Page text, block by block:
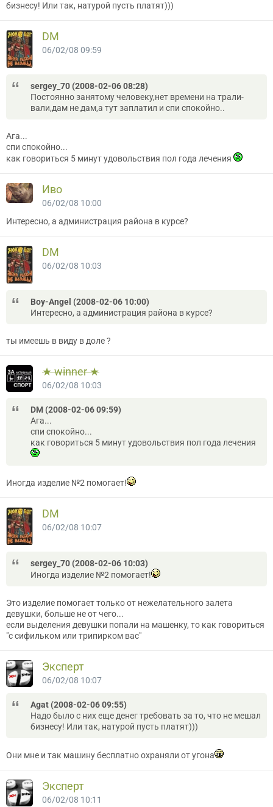
бизнесу! Или так, натурой пусть платят)))
DM
06/02/08 09:59
sergey_70 (2008-02-06 08:28)
Постоянно занятому человеку,нет времени на трали-
вали,дам не дам,а тут заплатил и спи спокойно..
Ага...
спи спокойно...
как говориться 5 минут удовольствия пол года лечения
Иво
06/02/08 10:00
Интересно, а администрация района в курсе?
DM
06/02/08 10:03
Boy-Angel (2008-02-06 10:00)
Интересно, а администрация района в курсе?
ты имеешь в виду в доле ?
★ winner ★
06/02/08 10:03
DM (2008-02-06 09:59)
Ага...
спи спокойно...
как говориться 5 минут удовольствия пол года лечения
Иногда изделие №2 помогает!
DM
06/02/08 10:07
sergey_70 (2008-02-06 10:03)
Иногда изделие №2 помогает!
Это изделие помогает только от нежелательного залета
девушки, больше не от чего...
если выделения девушки попали на машенку, то как говориться
"с сифильком или трипирком вас"
Эксперт
06/02/08 10:07
Agat (2008-02-06 09:55)
Надо было с них еще денег требовать за то, что не мешал
бизнесу! Или так, натурой пусть платят)))
Они мне и так машину бесплатно охраняли от угона
Эксперт
06/02/08 10:11